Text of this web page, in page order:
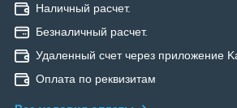
Наличный расчет.
Безналичный расчет.
Удаленный счет через приложение
Оплата по реквизитам